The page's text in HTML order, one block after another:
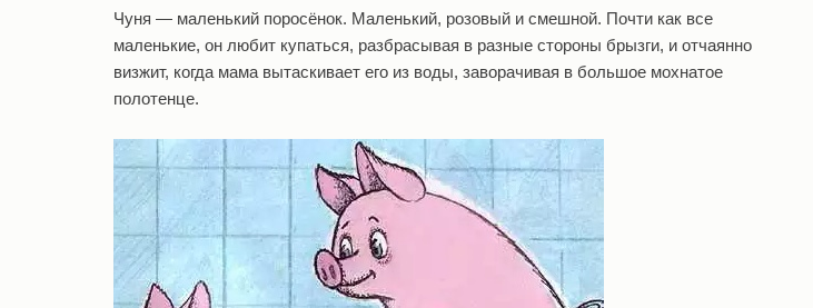
Чуня — маленький поросёнок. Маленький, розовый и смешной. Почти как все
маленькие, он любит купаться, разбрасывая в разные стороны брызги, и отчаянно
визжит, когда мама вытаскивает его из воды, заворачивая в большое мохнатое
полотенце.